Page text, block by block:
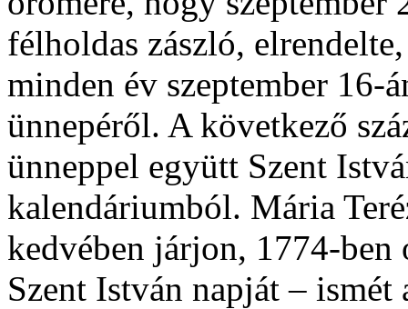
félholdas zászló,
minden év szeptember 16-
ünnepéről. A következő
ünneppel együtt Szent
kalendáriumból. Mária
kedvében járjon, 1774-
Szent István napját – ismét